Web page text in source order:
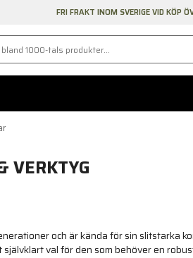
FRI FRAKT INOM SVERIGE VID KÖP
VERKTYG
och är kända för sin slitstarka
val för den som behöver en